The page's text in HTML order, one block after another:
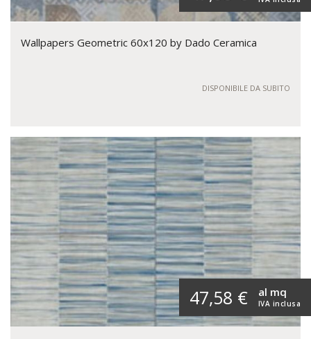
Wallpapers Geometric 60x120 by Dado Ceramica
DISPONIBILE DA SUBITO
47,58 € IVA inclusa
al mq